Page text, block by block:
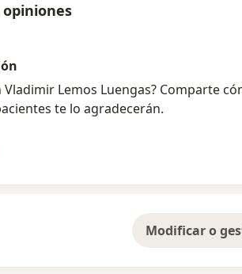
Vladimir Lemos Luengas? Comparte
te lo agradecerán.
Modificar o